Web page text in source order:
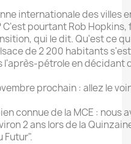
internationale des villes
pourtant Rob
qui le dit. Qu'est ce
de 2 200 habitants
pétrole en décidant
prochain : allez le
connue de la MCE : nous
2 ans lors de la
Futur".